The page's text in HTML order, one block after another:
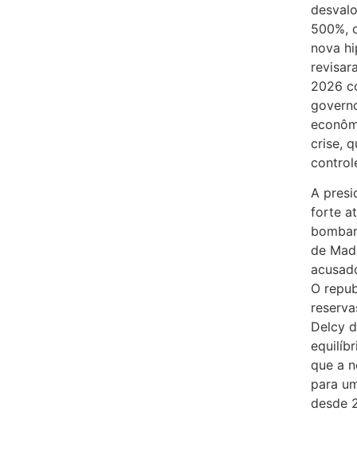
500%,
nova
2026
crise,
A
forte
de
O
Delcy
que a
para
desde